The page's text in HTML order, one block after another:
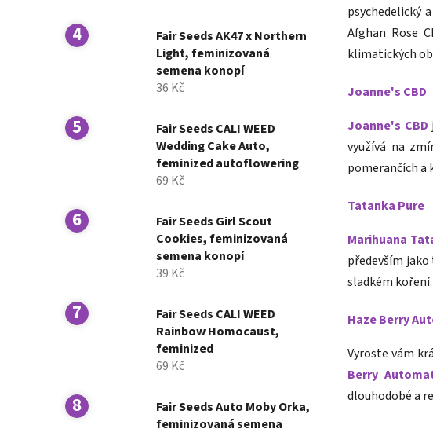
Fair Seeds AK47 x Northern
Light, feminizovaná
semena konopí
36 Kč
Fair Seeds CALI WEED
Wedding Cake Auto,
feminized autoflowering
69 Kč
Fair Seeds Girl Scout
Cookies, feminizovaná
semena konopí
39 Kč
Fair Seeds CALI WEED
Rainbow Homocaust,
feminized
69 Kč
Fair Seeds Auto Moby Orka,
feminizovaná semena
psychedelický
Afghan Rose
klimatických
Joanne's CBD
Joanne's CBD
využívá na
pomerančích a
Tatanka Pure
Marihuana
především
sladkém
Haze Berry
Vyroste vám
Berry
dlouhodobé a